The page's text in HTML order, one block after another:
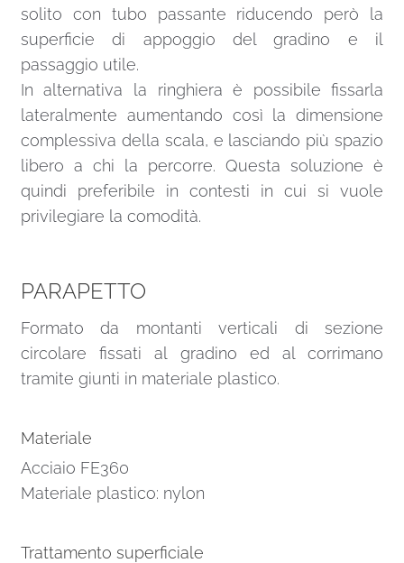
solito con tubo passante riducendo però la
superficie di appoggio del gradino e il
passaggio utile.
In alternativa la ringhiera è possibile fissarla
lateralmente aumentando così la dimensione
complessiva della scala, e lasciando più spazio
libero a chi la percorre. Questa soluzione è
quindi preferibile in contesti in cui si vuole
privilegiare la comodità.
PARAPETTO
Formato da montanti verticali di sezione
circolare fissati al gradino ed al corrimano
tramite giunti in materiale plastico.
Materiale
Acciaio FE360
Materiale plastico: nylon
Trattamento superficiale